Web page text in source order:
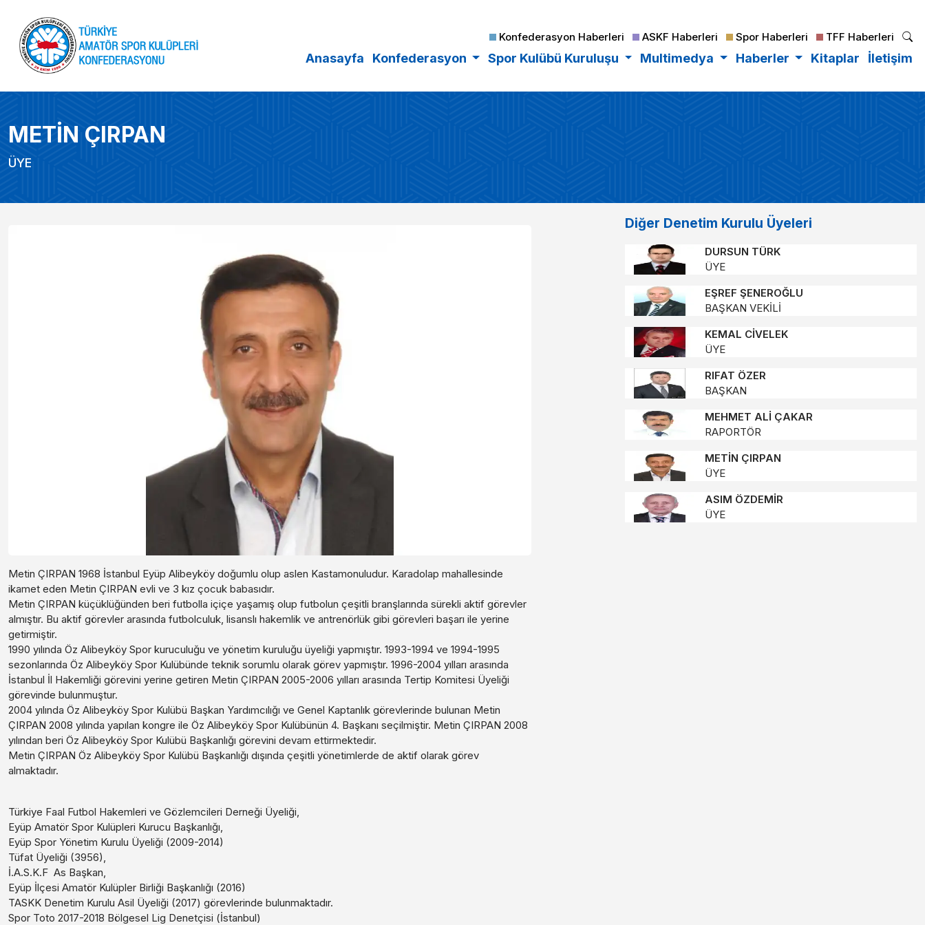
Konfederasyon Haberleri ASKF Haberleri Spor Haberleri TFF Haberleri
Anasayfa Konfederasyon Spor Kulübü Kuruluşu Multimedya Haberler Kitaplar İletişim
METİN ÇIRPAN
ÜYE
Metin ÇIRPAN 1968 İstanbul Eyüp Alibeyköy doğumlu olup aslen Kastamonuludur. Karadolap mahallesinde
ikamet eden Metin ÇIRPAN evli ve 3 kız çocuk babasıdır.
Metin ÇIRPAN küçüklüğünden beri futbolla içiçe yaşamış olup futbolun çeşitli branşlarında sürekli aktif görevler
almıştır. Bu aktif görevler arasında futbolculuk, lisanslı hakemlik ve antrenörlük gibi görevleri başarı ile yerine
getirmiştir.
1990 yılında Öz Alibeyköy Spor kuruculuğu ve yönetim kuruluğu üyeliği yapmıştır. 1993-1994 ve 1994-1995
sezonlarında Öz Alibeyköy Spor Kulübünde teknik sorumlu olarak görev yapmıştır. 1996-2004 yılları arasında
İstanbul İl Hakemliği görevini yerine getiren Metin ÇIRPAN 2005-2006 yılları arasında Tertip Komitesi Üyeliği
görevinde bulunmuştur.
2004 yılında Öz Alibeyköy Spor Kulübü Başkan Yardımcılığı ve Genel Kaptanlık görevlerinde bulunan Metin
ÇIRPAN 2008 yılında yapılan kongre ile Öz Alibeyköy Spor Kulübünün 4. Başkanı seçilmiştir. Metin ÇIRPAN 2008
yılından beri Öz Alibeyköy Spor Kulübü Başkanlığı görevini devam ettirmektedir.
Metin ÇIRPAN Öz Alibeyköy Spor Kulübü Başkanlığı dışında çeşitli yönetimlerde de aktif olarak görev
almaktadır.
Türkiye Faal Futbol Hakemleri ve Gözlemcileri Derneği Üyeliği,
Eyüp Amatör Spor Kulüpleri Kurucu Başkanlığı,
Eyüp Spor Yönetim Kurulu Üyeliği (2009-2014)
Tüfat Üyeliği (3956),
İ.A.S.K.F As Başkan,
Eyüp İlçesi Amatör Kulüpler Birliği Başkanlığı (2016)
TASKK Denetim Kurulu Asil Üyeliği (2017) görevlerinde bulunmaktadır.
Spor Toto 2017-2018 Bölgesel Lig Denetçisi (İstanbul)
Diğer Denetim Kurulu Üyeleri
DURSUN TÜRK
ÜYE
EŞREF ŞENEROĞLU
BAŞKAN VEKİLİ
KEMAL CİVELEK
ÜYE
RIFAT ÖZER
BAŞKAN
MEHMET ALİ ÇAKAR
RAPORTÖR
METİN ÇIRPAN
ÜYE
ASIM ÖZDEMİR
ÜYE